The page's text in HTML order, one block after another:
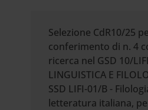
Selezione CdR10/25
conferimento di n. 4
ricerca nel GSD 10/
LINGUISTICA E
SSD LIFI-01/B -
letteratura italiana,